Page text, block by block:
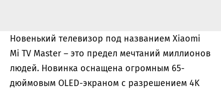
Новенький телевизор под названием Xiaomi
Mi TV Master – это предел мечтаний миллионов
людей. Новинка оснащена огромным 65-
дюймовым OLED-экраном с разрешением 4K